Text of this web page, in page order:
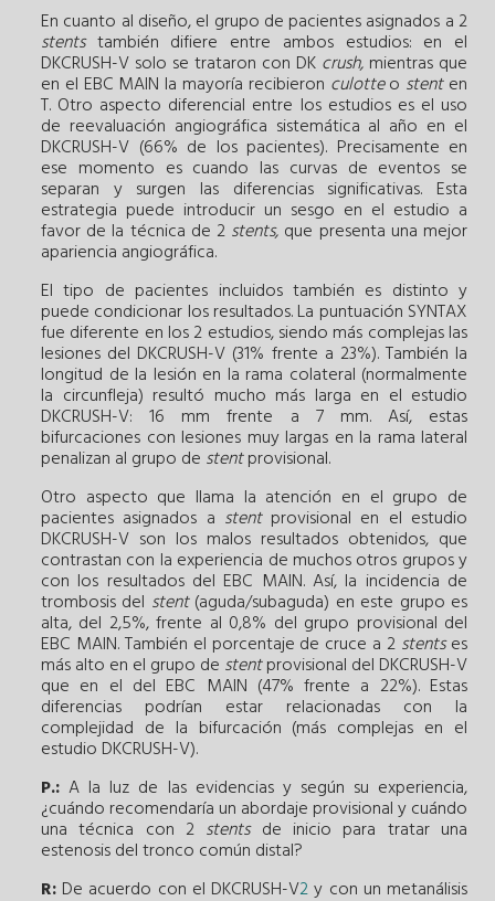
En cuanto al diseño, el grupo de pacientes asignados a 2
stentstambién difiere entre ambos estudios: en el
DKCRUSH-V solo se trataron con DK crush, mientras que
en el EBC MAIN la mayoría recibieron culotteo stenten
T. Otro aspecto diferencial entre los estudios es el uso
de reevaluación angiográfica sistemática al año en el
DKCRUSH-V (66% de los pacientes). Precisamente en
ese momento es cuando las curvas de eventos se
separan y surgen las diferencias significativas. Esta
estrategia puede introducir un sesgo en el estudio a
favor de la técnica de 2 stents, que presenta una mejor
apariencia angiográfica.
El tipo de pacientes incluidos también es distinto y
puede condicionar los resultados. La puntuación SYNTAX
fue diferente en los 2 estudios, siendo más complejas las
lesiones del DKCRUSH-V (31% frente a 23%). También la
longitud de la lesión en la rama colateral (normalmente
la circunfleja) resultó mucho más larga en el estudio
DKCRUSH-V: 16 mm frente a 7 mm. Así, estas
bifurcaciones con lesiones muy largas en la rama lateral
penalizan al grupo de stentprovisional.
Otro aspecto que llama la atención en el grupo de
pacientes asignados a stentprovisional en el estudio
DKCRUSH-V son los malos resultados obtenidos, que
contrastan con la experiencia de muchos otros grupos y
con los resultados del EBC MAIN. Así, la incidencia de
trombosis del stent(aguda/subaguda) en este grupo es
alta, del 2,5%, frente al 0,8% del grupo provisional del
EBC MAIN. También el porcentaje de cruce a 2 stentses
más alto en el grupo de stentprovisional del DKCRUSH-V
que en el del EBC MAIN (47% frente a 22%). Estas
diferencias podrían estar relacionadas con la
complejidad de la bifurcación (más complejas en el
estudio DKCRUSH-V).
P.: A la luz de las evidencias y según su experiencia,
¿cuándo recomendaría un abordaje provisional y cuándo
una técnica con 2 stentsde inicio para tratar una
estenosis del tronco común distal?
R: De acuerdo con el DKCRUSH-V2y con un metanálisis